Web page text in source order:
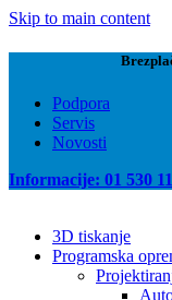
Skip to main content
Podpora
Servis
Novosti
Informacije: 01 530
3D tiskanje
Programska